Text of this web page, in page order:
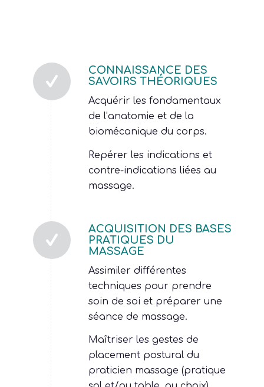
CONNAISSANCE DES
SAVOIRS THÉORIQUES
Acquérir les fondamentaux
de l’anatomie et de la
biomécanique du corps.
Repérer les indications et
contre-indications liées au
massage.
ACQUISITION DES BASES
PRATIQUES DU
MASSAGE
Assimiler différentes
techniques pour prendre
soin de soi et préparer une
séance de massage.
Maîtriser les gestes de
placement postural du
praticien massage (pratique